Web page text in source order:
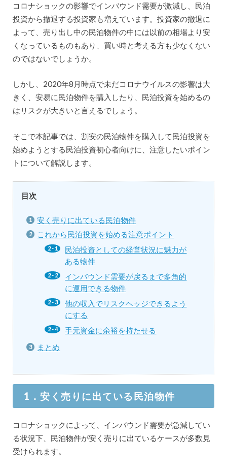
コロナショックの影響でインバウンド需要が激減し、民泊
投資から撤退する投資家も増えています。投資家の撤退に
よって、売り出し中の民泊物件の中には以前の相場より安
くなっているものもあり、買い時と考える方も少なくない
のではないでしょうか。
しかし、2020年8月時点で未だコロナウイルスの影響は大
きく、安易に民泊物件を購入したり、民泊投資を始めるの
はリスクが大きいと言えるでしょう。
そこで本記事では、割安の民泊物件を購入して民泊投資を
始めようとする民泊投資初心者向けに、注意したいポイン
トについて解説します。
目次
安く売りに出ている民泊物件
これから民泊投資を始める注意ポイント
民泊投資としての経営状況に魅力が
ある物件
インバウンド需要が戻るまで多角的
に運用できる物件
他の収入でリスクヘッジできるよう
にする
手元資金に余裕を持たせる
まとめ
1．安く売りに出ている民泊物件
コロナショックによって、インバウンド需要が急減してい
る状況下、民泊物件が安く売りに出ているケースが多数見
受けられます。